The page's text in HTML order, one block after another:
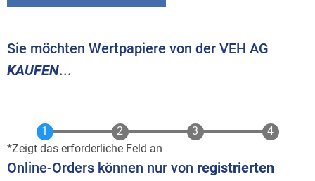
Sie möchten Wertpapiere von der VEH AG
KAUFEN...
Zeigt das erforderliche Feld an
Online-Orders können nur von registrierten